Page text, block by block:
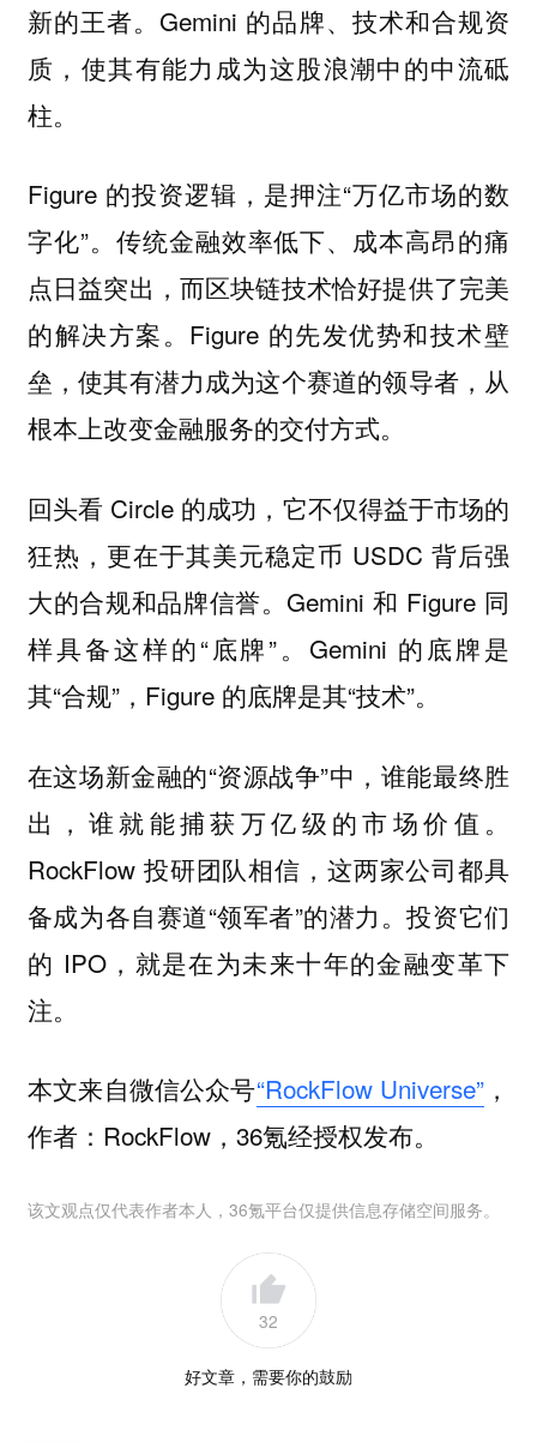
新的王者。Gemini 的品牌、技术和合规资
质，使其有能力成为这股浪潮中的中流砥
柱。
Figure 的投资逻辑，是押注“万亿市场的数
字化”。传统金融效率低下、成本高昂的痛
点日益突出，而区块链技术恰好提供了完美
的解决方案。Figure 的先发优势和技术壁
垒，使其有潜力成为这个赛道的领导者，从
根本上改变金融服务的交付方式。
回头看 Circle 的成功，它不仅得益于市场的
狂热，更在于其美元稳定币 USDC 背后强
大的合规和品牌信誉。Gemini 和 Figure 同
样具备这样的“底牌”。Gemini 的底牌是
其“合规”，Figure 的底牌是其“技术”。
在这场新金融的“资源战争”中，谁能最终胜
出，谁就能捕获万亿级的市场价值。
RockFlow 投研团队相信，这两家公司都具
备成为各自赛道“领军者”的潜力。投资它们
的 IPO，就是在为未来十年的金融变革下
注。
本文来自微信公众号“RockFlow Universe”，
作者：RockFlow，36氪经授权发布。
该文观点仅代表作者本人，36氪平台仅提供信息存储空间服务。
32
好文章，需要你的鼓励